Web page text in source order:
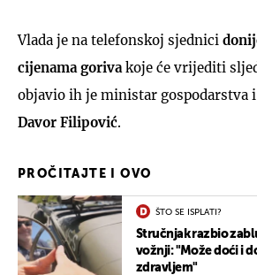
Vlada je na telefonskoj sjednici
cijenama goriva koje će vrijediti
objavio ih je ministar gospodarstva
Davor Filipović.
PROČITAJTE I OVO
ŠTO SE ISPLATI?
Stručnjak razbio
vožnji: "Može doći i
zdravljem"